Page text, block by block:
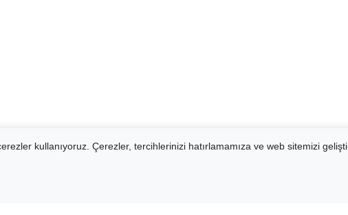
kullanıyoruz. Çerezler, tercihlerinizi hatırlamamıza ve web sitemizi